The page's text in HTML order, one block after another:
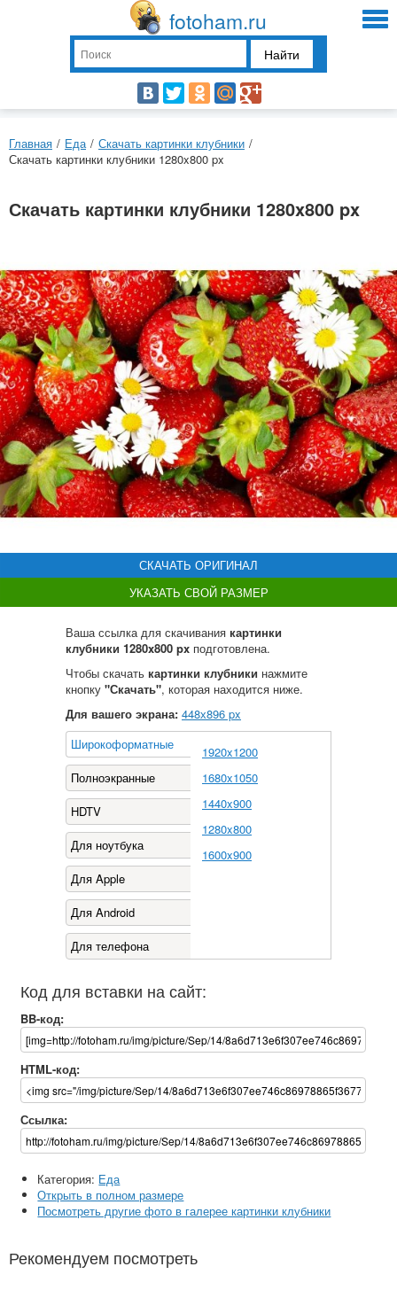
fotoham.ru
Найти
Главная / Еда / Скачать картинки клубники /
Скачать картинки клубники 1280x800 px
Скачать картинки клубники 1280x800 px
СКАЧАТЬ ОРИГИНАЛ
УКАЗАТЬ СВОЙ РАЗМЕР
Ваша ссылка для скачивания картинки
клубники 1280x800 px подготовлена.
Чтобы скачать картинки клубники нажмите
кнопку "Скачать", которая находится ниже.
Для вашего экрана: 448х896 px
Широкоформатные
Полноэкранные
HDTV
Для ноутбука
Для Apple
Для Android
Для телефона
1920x1200
1680x1050
1440x900
1280x800
1600x900
Код для вставки на сайт:
BB-код:
HTML-код:
Ссылка:
Категория: Еда
Открыть в полном размере
Посмотреть другие фото в галерее картинки клубники
Рекомендуем посмотреть